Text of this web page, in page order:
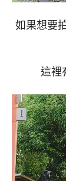
如果想要
這裡